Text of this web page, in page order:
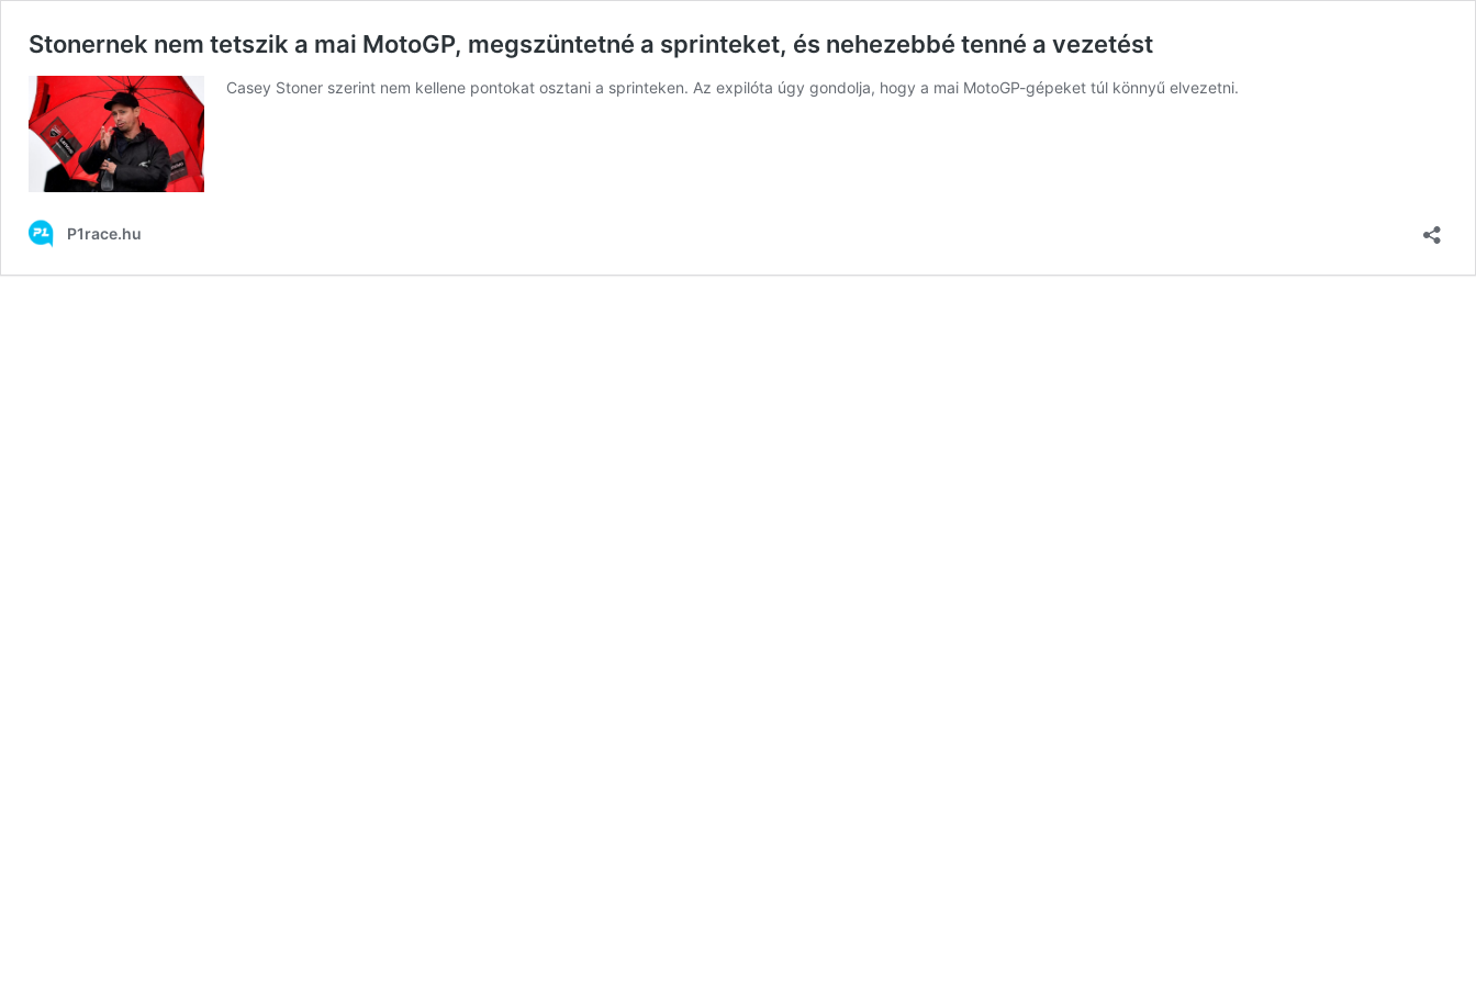
Stonernek nem tetszik a mai MotoGP, megszüntetné a sprinteket, és nehezebbé tenné a vezetést
Casey Stoner szerint nem kellene pontokat osztani a sprinteken. Az expilóta úgy gondolja, hogy a mai MotoGP-gépeket túl könnyű elvezetni.
P1race.hu